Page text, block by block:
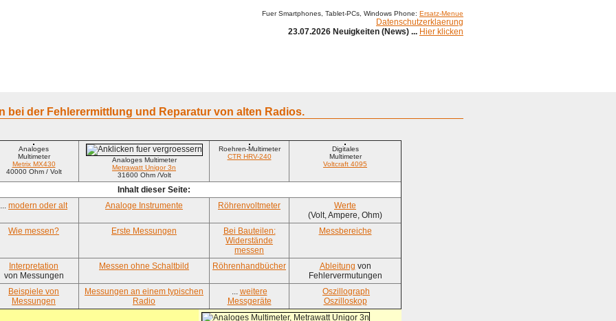
Fuer Smartphones, Tablet-PCs, Windows Phone: Ersatz-Menue
Datenschutzerklaerung
23.07.2026 Neuigkeiten (News) ... Hier klicken
bei der Fehlerermittlung und Reparatur von alten Radios.
Analoges
Multimeter
Metrix MX430
40000 Ohm / Volt
Analoges Multimeter
Metrawatt Unigor 3n
31600 Ohm /Volt
Roehren-Multimeter
CTR HRV-240
Digitales
Multimeter
Voltcraft 4095
Inhalt dieser Seite:
... modern oder alt Analoge Instrumente Röhrenvoltmeter
Werte
(Volt, Ampere, Ohm)
Wie messen? Erste Messungen
Bei Bauteilen:
Widerstände
messen
Messbereiche
Interpretation
von Messungen
Messen ohne Schaltbild Röhrenhandbücher Ableitung von
Fehlervermutungen
Beispiele von
Messungen
Messungen an einem typischen
Radio
... weitere
Messgeräte
Oszillograph
Oszilloskop